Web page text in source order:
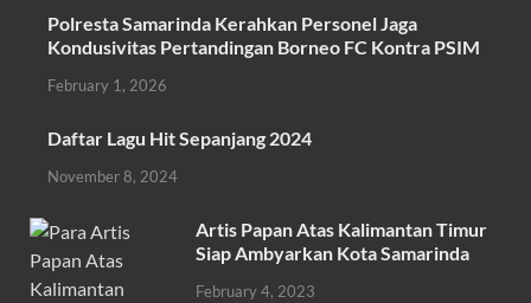
e
b
o
o
k
itt
er
at
A
p
p
ail ar
Polresta Samarinda Kerahkan Personel Jaga
Kondusivitas Pertandingan Borneo FC Kontra PSIM
February 1, 2026
Daftar Lagu Hit Sepanjang 2024
November 8, 2024
Artis Papan Atas Kalimantan Timur
Siap Ambyarkan Kota Samarinda
February 4, 2023